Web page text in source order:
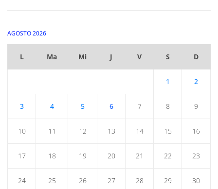
AGOSTO 2026
L Ma Mi J V S D
1 2
3 4 5 6 7 8 9
10 11 12 13 14 15 16
17 18 19 20 21 22 23
24 25 26 27 28 29 30